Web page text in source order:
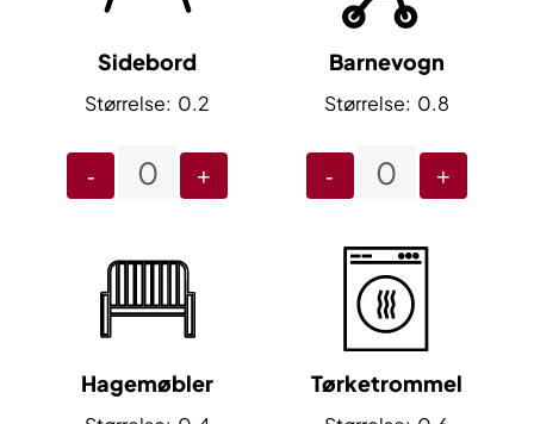
Sidebord
0.2
- +
Barnevogn
0.8
- +
Hagemøbler Tørketrommel